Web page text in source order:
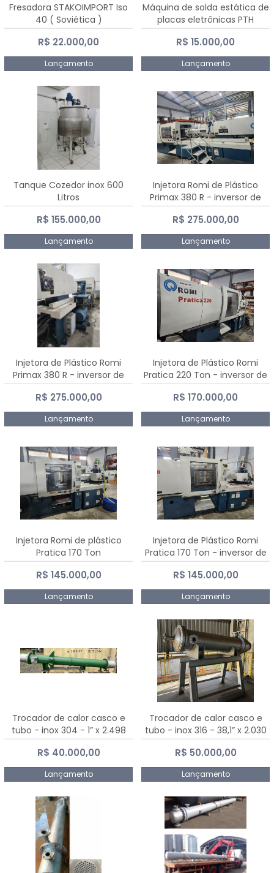
Fresadora STAKOIMPORT Iso
40 ( Soviética )
R$ 22.000,00
Lançamento
Máquina de solda estática de
placas eletrônicas PTH
DIALSAT
R$ 15.000,00
Lançamento
Tanque Cozedor inox 600
Litros
R$ 155.000,00
Lançamento
Injetora Romi de Plástico
Primax 380 R - inversor de
frequência NR 12 - 2008
R$ 275.000,00
Lançamento
Injetora de Plástico Romi
Primax 380 R - inversor de
frequência NR 12
R$ 275.000,00
Lançamento
Injetora de Plástico Romi
Pratica 220 Ton - inversor de
frequência NR 12
R$ 170.000,00
Lançamento
Injetora Romi de plástico
Pratica 170 Ton
R$ 145.000,00
Lançamento
Injetora de Plástico Romi
Pratica 170 Ton - inversor de
frequência NR 12
R$ 145.000,00
Lançamento
Trocador de calor casco e
tubo - inox 304 - 1” x 2.498
mm
R$ 40.000,00
Lançamento
Trocador de calor casco e
tubo - inox 316 - 38,1” x 2.030
mm
R$ 50.000,00
Lançamento